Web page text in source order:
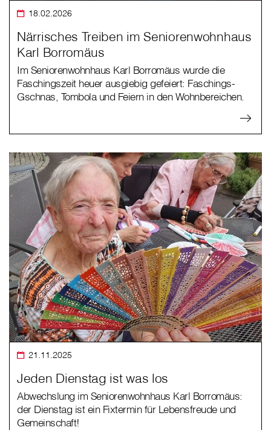
18.02.2026
Närrisches Treiben im Seniorenwohnhaus
Karl Borromäus
Im Seniorenwohnhaus Karl Borromäus wurde die
Faschingszeit heuer ausgiebig gefeiert: Faschings-
Gschnas, Tombola und Feiern in den Wohnbereichen.
21.11.2025
Jeden Dienstag ist was los
Abwechslung im Seniorenwohnhaus Karl Borromäus:
der Dienstag ist ein Fixtermin für Lebensfreude und
Gemeinschaft!